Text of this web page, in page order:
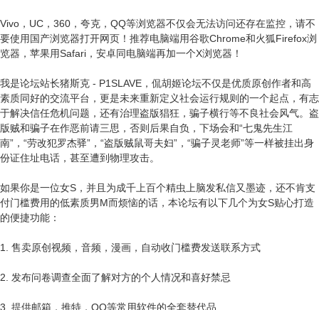
Vivo，UC，360，夸克，QQ等浏览器不仅会无法访问还存在监控，请不
要使用国产浏览器打开网页！推荐电脑端用谷歌Chrome和火狐Firefox浏
览器，苹果用Safari，安卓同电脑端再加一个X浏览器！
我是论坛站长猪斯克 - P1SLAVE，侃胡姬论坛不仅是优质原创作者和高
素质同好的交流平台，更是未来重新定义社会运行规则的一个起点，有志
于解决信任危机问题，还有治理盗版猖狂，骗子横行等不良社会风气。盗
版贼和骗子在作恶前请三思，否则后果自负，下场会和“七鬼先生江
南”，“劳改犯罗杰驿”，“盗版贼鼠哥夫妇”，“骗子灵老师”等一样被挂出身
份证住址电话，甚至遭到物理攻击。
如果你是一位女S，并且为成千上百个精虫上脑发私信又墨迹，还不肯支
付门槛费用的低素质男M而烦恼的话，本论坛有以下几个为女S贴心打造
的便捷功能：
1. 售卖原创视频，音频，漫画，自动收门槛费发送联系方式
2. 发布问卷调查全面了解对方的个人情况和喜好禁忌
3. 提供邮箱，推特，QQ等常用软件的全套替代品